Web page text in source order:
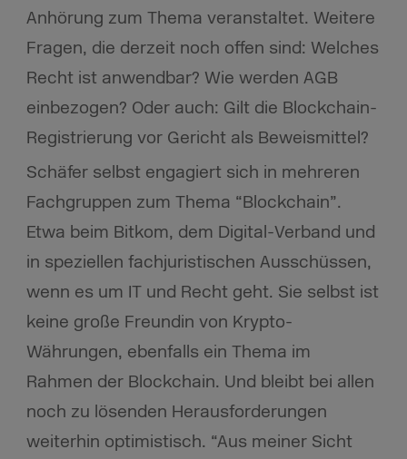
Anhörung zum Thema veranstaltet. Weitere
Fragen, die derzeit noch offen sind: Welches
Recht ist anwendbar? Wie werden AGB
einbezogen? Oder auch: Gilt die Blockchain-
Registrierung vor Gericht als Beweismittel?
Schäfer selbst engagiert sich in mehreren
Fachgruppen zum Thema “Blockchain”.
Etwa beim Bitkom, dem Digital-Verband und
in speziellen fachjuristischen Ausschüssen,
wenn es um IT und Recht geht. Sie selbst ist
keine große Freundin von Krypto-
Währungen, ebenfalls ein Thema im
Rahmen der Blockchain. Und bleibt bei allen
noch zu lösenden Herausforderungen
weiterhin optimistisch. “Aus meiner Sicht